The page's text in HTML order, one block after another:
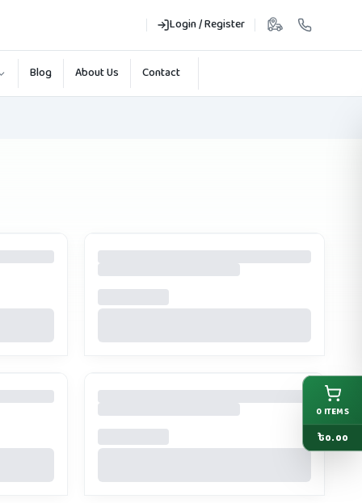
Login / Register
Blog About Us Contact
0 ITEMS
৳0.00